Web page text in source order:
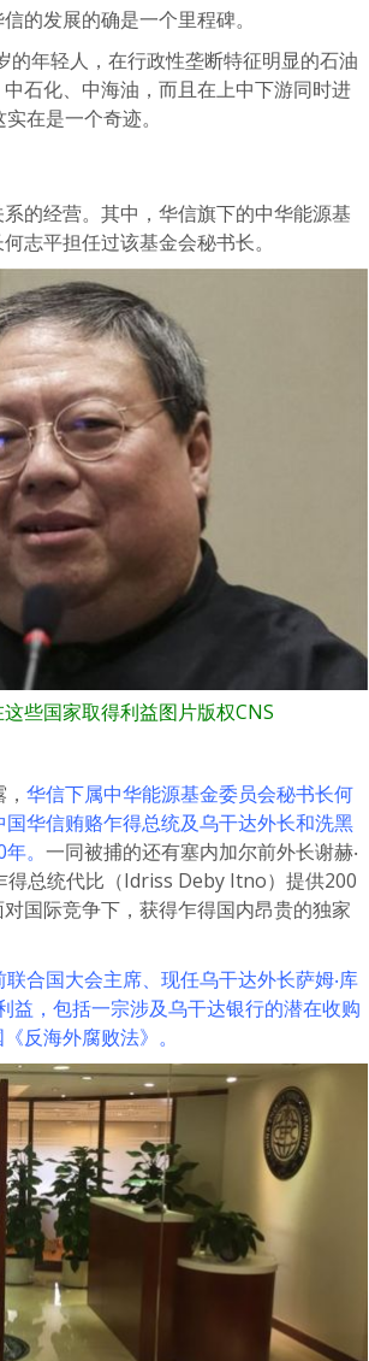
的发展的确是一个里程碑。
年轻人，在行政性垄断特征明显的石油
石化、中海油，而且在上中下游同时进
在是一个奇迹。
的经营。其中，华信旗下的中华能源基
志平担任过该基金会秘书长。
些国家取得利益图片版权CNS
华信下属中华能源基金委员会秘书长何
华信贿赂乍得总统及乌干达外长和洗黑
。 一同被捕的还有塞内加尔前外长谢赫‧
总统代比（Idriss Deby Itno）提供200
国际竞争下，获得乍得国内昂贵的独家
合国大会主席、现任乌干达外长萨姆‧库
益，包括一宗涉及乌干达银行的潜在收购
反海外腐败法》。